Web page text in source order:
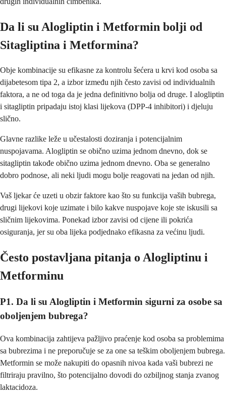
Da li su Alogliptin i Metformin bolji od
Sitagliptina i Metformina?
Obje kombinacije su efikasne za kontrolu šećera u krvi kod osoba sa
dijabetesom tipa 2, a izbor između njih često zavisi od individualnih
faktora, a ne od toga da je jedna definitivno bolja od druge. I alogliptin
i sitagliptin pripadaju istoj klasi lijekova (DPP-4 inhibitori) i djeluju
slično.
Glavne razlike leže u učestalosti doziranja i potencijalnim
nuspojavama. Alogliptin se obično uzima jednom dnevno, dok se
sitagliptin takođe obično uzima jednom dnevno. Oba se generalno
dobro podnose, ali neki ljudi mogu bolje reagovati na jedan od njih.
Vaš ljekar će uzeti u obzir faktore kao što su funkcija vaših bubrega,
drugi lijekovi koje uzimate i bilo kakve nuspojave koje ste iskusili sa
sličnim lijekovima. Ponekad izbor zavisi od cijene ili pokrića
osiguranja, jer su oba lijeka podjednako efikasna za većinu ljudi.
Često postavljana pitanja o Alogliptinu i
Metforminu
P1. Da li su Alogliptin i Metformin sigurni za osobe sa
oboljenjem bubrega?
Ova kombinacija zahtijeva pažljivo praćenje kod osoba sa problemima
sa bubrezima i ne preporučuje se za one sa teškim oboljenjem bubrega.
Metformin se može nakupiti do opasnih nivoa kada vaši bubrezi ne
filtriraju pravilno, što potencijalno dovodi do ozbiljnog stanja zvanog
laktacidoza.